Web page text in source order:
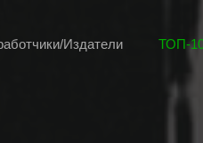
Издатели ТОП-